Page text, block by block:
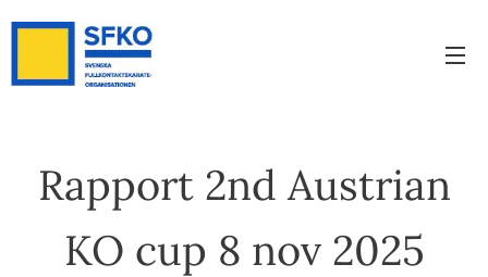
Rapport 2nd Austrian
KO cup 8 nov 2025